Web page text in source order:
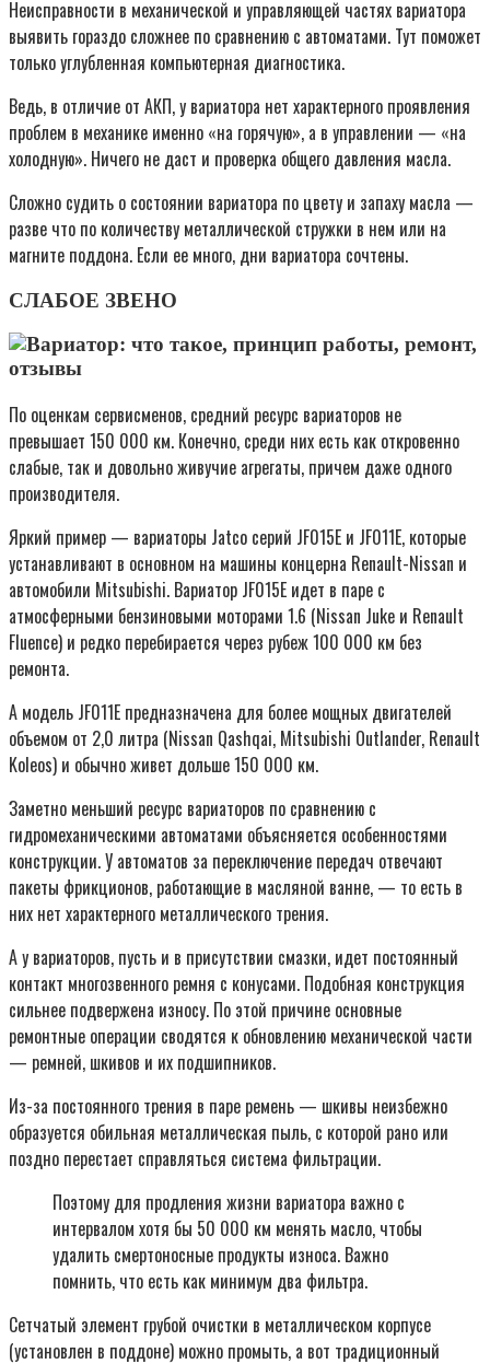
Неисправности в механической и управляющей частях вариатора
выявить гораздо сложнее по сравнению с автоматами. Тут поможет
только углубленная компьютерная диагностика.
Ведь, в отличие от АКП, у вариатора нет характерного проявления
проблем в механике именно «на горячую», а в управлении — «на
холодную». Ничего не даст и проверка общего давления масла.
Сложно судить о состоянии вариатора по цвету и запаху масла —
разве что по количеству металлической стружки в нем или на
магните поддона. Если ее много, дни вариатора сочтены.
СЛАБОЕ ЗВЕНО
По оценкам сервисменов, средний ресурс вариаторов не
превышает 150 000 км. Конечно, среди них есть как откровенно
слабые, так и довольно живучие агрегаты, причем даже одного
производителя.
Яркий пример — вари­аторы Jatco серий JF015E и JF011E, которые
устанавливают в основном на машины концерна Renault-Nissan и
авто­мобили Mitsubishi. Вариатор JF015E идет в паре с
атмосферными бензиновыми моторами 1.6 (Nissan Juke и Renault
Fluence) и редко перебирается через рубеж 100 000 км без
ремонта.
А модель JF011E предназначена для более мощных двигателей
объемом от 2,0 литра (Nissan Qashqai, Mitsubishi Outlander, Renault
Koleos) и обычно живет дольше 150 000 км.
Заметно меньший ресурс вариаторов по сравнению с
гидромеханическими автоматами объясняется особенностями
конструкции. У автоматов за переключение передач отвечают
пакеты фрикционов, работающие в масляной ванне, — то есть в
них нет характерного металлического трения.
А у вариаторов, пусть и в присутствии смазки, идет постоянный
контакт многозвенного ремня с конусами. Подобная конструкция
сильнее подвержена износу. По этой причине основные
ремонтные операции сводятся к обновлению механической части
— ремней, шкивов и их подшипников.
Из-за постоянного трения в паре ремень — шкивы неизбежно
образуется обильная металлическая пыль, с которой рано или
поздно перестает справляться система фильтрации.
Поэтому для продления жизни вариатора важно с
интервалом хотя бы 50 000 км менять масло, чтобы
удалить смертоносные продукты износа. Важно
помнить, что есть как минимум два фильтра.
Сетчатый элемент грубой очистки в металлическом корпусе
(установлен в поддоне) можно промыть, а вот традиционный